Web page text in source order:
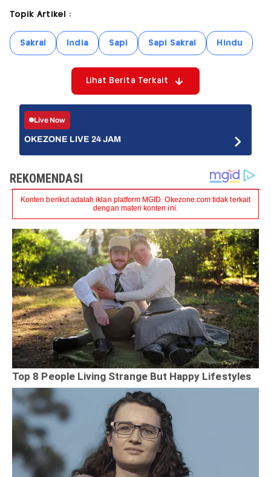
Topik Artikel :
Sakral India Sapi Sapi Sakral Hindu
Lihat Berita Terkait
Live Now
OKEZONE LIVE 24 JAM